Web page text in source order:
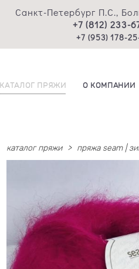
Санкт-Петербург П.С.,
+7 (812) 233-
+7 (953) 178-
КАТАЛОГ ПРЯЖИ О КОМПАНИИ
каталог пряжи > пряжа seam |